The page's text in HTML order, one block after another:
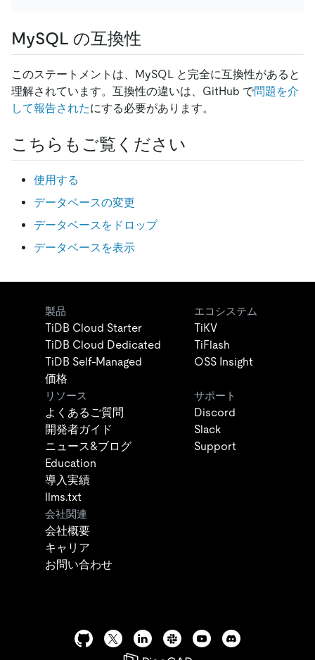
MySQL の互換性
このステートメントは、MySQL と完全に互換性があると
理解されています。互換性の違いは、GitHub で問題を介
して報告されたにする必要があります。
こちらもご覧ください
使用する
データベースの変更
データベースをドロップ
データベースを表示
製品
TiDB Cloud Starter
TiDB Cloud Dedicated
TiDB Self-Managed
価格
エコシステム
TiKV
TiFlash
OSS Insight
リソース
よくあるご質問
開発者ガイド
ニュース&ブログ
Education
導入実績
llms.txt
サポート
Discord
Slack
Support
会社関連
会社概要
キャリア
お問い合わせ